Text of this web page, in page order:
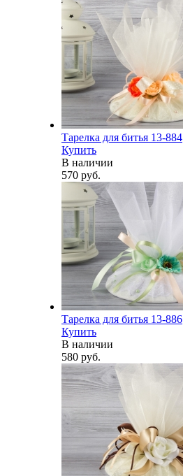
Тарелка для битья 13-884
Купить
В наличии
570 руб.
Тарелка для битья 13-886
Купить
В наличии
580 руб.